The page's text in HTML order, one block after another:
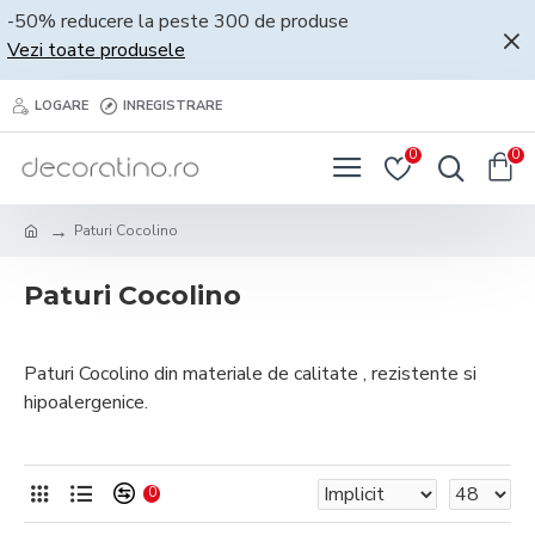
-50% reducere la peste 300 de produse
Vezi toate produsele
LOGARE INREGISTRARE
0 0
Paturi Cocolino
Paturi Cocolino
Paturi Cocolino din materiale de calitate , rezistente si
hipoalergenice.
0